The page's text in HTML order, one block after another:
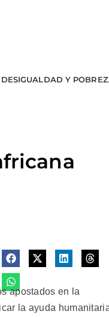
DESIGUALDAD Y
apostados en la
la ayuda